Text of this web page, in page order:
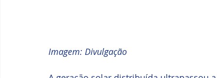
Imagem: Divulgação